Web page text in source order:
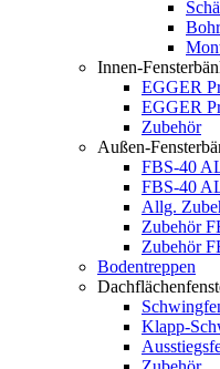
Innen-
EGGER
EGGER
Zubehör
Außen-
FBS-40
FBS-40
Allg.
Zubehör
Zubehör
Bodentreppen
Klapp-